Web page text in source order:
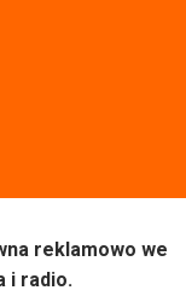
reklamowo we
i radio.